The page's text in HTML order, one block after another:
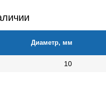
Диаметр, мм
10